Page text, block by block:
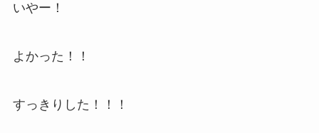
いやー！
よかった！！
すっきりした！！！